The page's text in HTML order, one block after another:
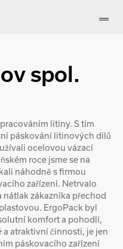
spol.
litiny. S tím
páskování litinových dílů
ocelovou vázací
roce jsme se na
náhodně s firmou
zařízení. Netrvalo
zákazníka přechod
ErgoPack byl
komfort a pohodlí,
a atraktivní činnosti, je jen
páskovacího zařízení